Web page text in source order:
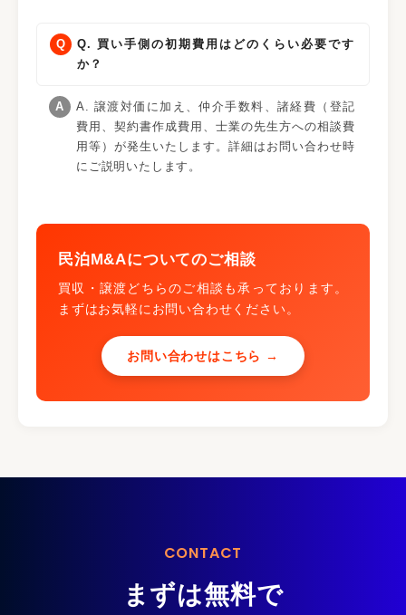
Q. 買い手側の初期費用はどのくらい必要です
か？
A. 譲渡対価に加え、仲介手数料、諸経費（登記
費用、契約書作成費用、士業の先生方への相談費
用等）が発生いたします。詳細はお問い合わせ時
にご説明いたします。
民泊M&Aについてのご相談
買収・譲渡どちらのご相談も承っております。
まずはお気軽にお問い合わせください。
お問い合わせはこちら →
CONTACT
まずは無料で